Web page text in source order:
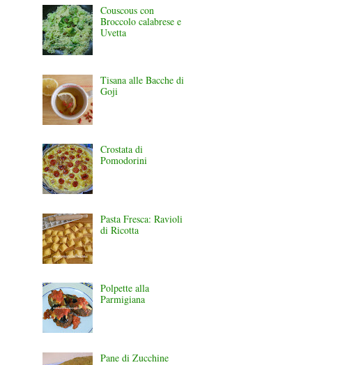
Couscous con
Broccolo calabrese e
Uvetta
Tisana alle Bacche di
Goji
Crostata di
Pomodorini
Pasta Fresca: Ravioli
di Ricotta
Polpette alla
Parmigiana
Pane di Zucchine